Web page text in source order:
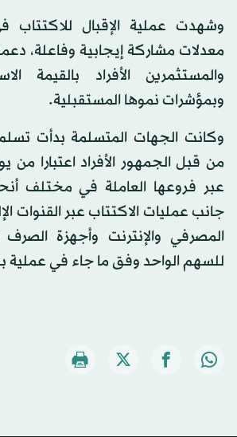
وشهدت عملية الإقبال
معدلات مشاركة إيجابية وفاعلة،
والمستثمرين الأفراد بالقيمة
وبمؤشرات نموها المستقبلية.
وكانت الجهات المتسلمة بدأت
من قبل الجمهور الأفراد اعتبارا من
عبر فروعها العاملة في مختلف
جانب عمليات الاكتتاب عبر القنوات
للسهم الواحد وفق ما جاء في عملية